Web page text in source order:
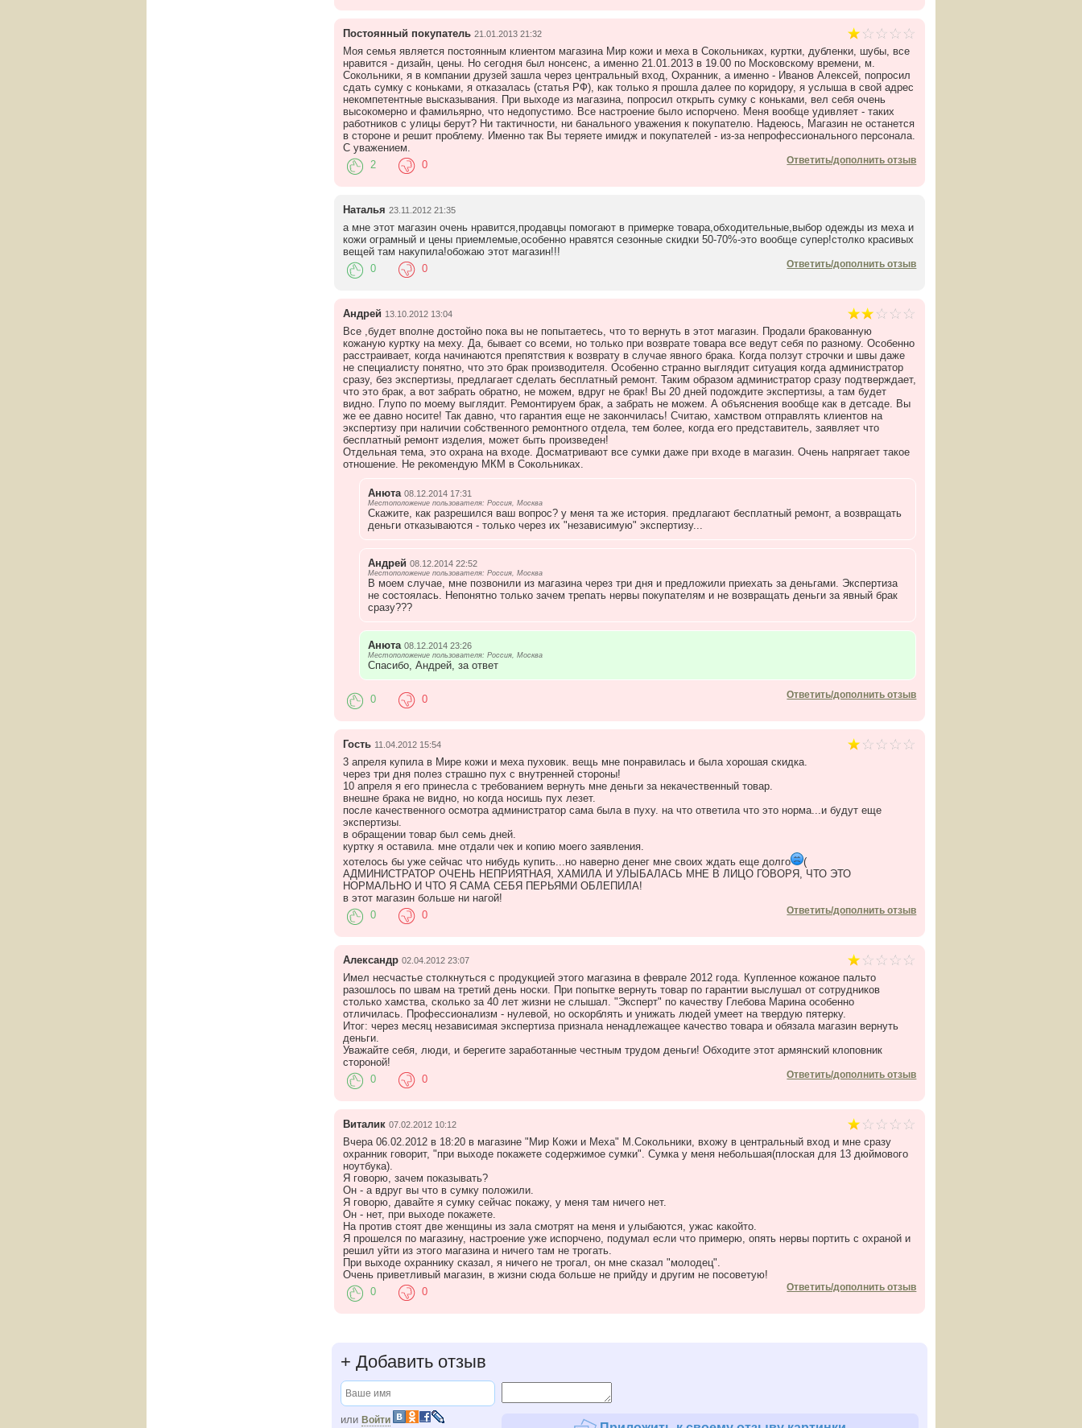
Постоянный покупатель 21.01.2013 21:32
Моя семья является постоянным клиентом магазина Мир кожи и меха в Сокольниках, куртки, дубленки, шубы, все
нравится - дизайн, цены. Но сегодня был нонсенс, а именно 21.01.2013 в 19.00 по Московскому времени, м.
Сокольники, я в компании друзей зашла через центральный вход, Охранник, а именно - Иванов Алексей, попросил
сдать сумку с коньками, я отказалась (статья РФ), как только я прошла далее по коридору, я услыша в свой адрес
некомпетентные высказывания. При выходе из магазина, попросил открыть сумку с коньками, вел себя очень
высокомерно и фамильярно, что недопустимо. Все настроение было испорчено. Меня вообще удивляет - таких
работников с улицы берут? Ни тактичности, ни банального уважения к покупателю. Надеюсь, Магазин не останется
в стороне и решит проблему. Именно так Вы теряете имидж и покупателей - из-за непрофессионального персонала.
С уважением.
Ответить/дополнить отзыв
2 0
Наталья 23.11.2012 21:35
а мне этот магазин очень нравится,продавцы помогают в примерке товара,обходительные,выбор одежды из меха и
кожи ограмный и цены приемлемые,особенно нравятся сезонные скидки 50-70%-это вообще супер!столко красивых
вещей там накупила!обожаю этот магазин!!!
Ответить/дополнить отзыв
0 0
Андрей 13.10.2012 13:04
Все ,будет вполне достойно пока вы не попытаетесь, что то вернуть в этот магазин. Продали бракованную
кожаную куртку на меху. Да, бывает со всеми, но только при возврате товара все ведут себя по разному. Особенно
расстраивает, когда начинаются препятствия к возврату в случае явного брака. Когда ползут строчки и швы даже
не специалисту понятно, что это брак производителя. Особенно странно выглядит ситуация когда администратор
сразу, без экспертизы, предлагает сделать бесплатный ремонт. Таким образом администратор сразу подтверждает,
что это брак, а вот забрать обратно, не можем, вдруг не брак! Вы 20 дней подождите экспертизы, а там будет
видно. Глупо по моему выглядит. Ремонтируем брак, а забрать не можем. А объяснения вообще как в детсаде. Вы
же ее давно носите! Так давно, что гарантия еще не закончилась! Считаю, хамством отправлять клиентов на
экспертизу при наличии собственного ремонтного отдела, тем более, когда его представитель, заявляет что
бесплатный ремонт изделия, может быть произведен!
Отдельная тема, это охрана на входе. Досматривают все сумки даже при входе в магазин. Очень напрягает такое
отношение. Не рекомендую МКМ в Сокольниках.
Анюта 08.12.2014 17:31
Местоположение пользователя: Россия, Москва
Скажите, как разрешился ваш вопрос? у меня та же история. предлагают бесплатный ремонт, а возвращать
деньги отказываются - только через их "независимую" экспертизу...
Андрей 08.12.2014 22:52
Местоположение пользователя: Россия, Москва
В моем случае, мне позвонили из магазина через три дня и предложили приехать за деньгами. Экспертиза
не состоялась. Непонятно только зачем трепать нервы покупателям и не возвращать деньги за явный брак
сразу???
Анюта 08.12.2014 23:26
Местоположение пользователя: Россия, Москва
Спасибо, Андрей, за ответ
Ответить/дополнить отзыв
0 0
Гость 11.04.2012 15:54
3 апреля купила в Мире кожи и меха пуховик. вещь мне понравилась и была хорошая скидка.
через три дня полез страшно пух с внутренней стороны!
10 апреля я его принесла с требованием вернуть мне деньги за некачественный товар.
внешне брака не видно, но когда носишь пух лезет.
после качественного осмотра администратор сама была в пуху. на что ответила что это норма...и будут еще
экспертизы.
в обращении товар был семь дней.
куртку я оставила. мне отдали чек и копию моего заявления.
хотелось бы уже сейчас что нибудь купить...но наверно денег мне своих ждать еще долго
(
АДМИНИСТРАТОР ОЧЕНЬ НЕПРИЯТНАЯ, ХАМИЛА И УЛЫБАЛАСЬ МНЕ В ЛИЦО ГОВОРЯ, ЧТО ЭТО
НОРМАЛЬНО И ЧТО Я САМА СЕБЯ ПЕРЬЯМИ ОБЛЕПИЛА!
в этот магазин больше ни нагой!
Ответить/дополнить отзыв
0 0
Александр 02.04.2012 23:07
Имел несчастье столкнуться с продукцией этого магазина в феврале 2012 года. Купленное кожаное пальто
разошлось по швам на третий день носки. При попытке вернуть товар по гарантии выслушал от сотрудников
столько хамства, сколько за 40 лет жизни не слышал. "Эксперт" по качеству Глебова Марина особенно
отличилась. Профессионализм - нулевой, но оскорблять и унижать людей умеет на твердую пятерку.
Итог: через месяц независимая экспертиза признала ненадлежащее качество товара и обязала магазин вернуть
деньги.
Уважайте себя, люди, и берегите заработанные честным трудом деньги! Обходите этот армянский клоповник
стороной!
Ответить/дополнить отзыв
0 0
Виталик 07.02.2012 10:12
Вчера 06.02.2012 в 18:20 в магазине "Мир Кожи и Меха" М.Сокольники, вхожу в центральный вход и мне сразу
охранник говорит, "при выходе покажете содержимое сумки". Сумка у меня небольшая(плоская для 13 дюймового
ноутбука).
Я говорю, зачем показывать?
Он - а вдруг вы что в сумку положили.
Я говорю, давайте я сумку сейчас покажу, у меня там ничего нет.
Он - нет, при выходе покажете.
На против стоят две женщины из зала смотрят на меня и улыбаются, ужас какойто.
Я прошелся по магазину, настроение уже испорчено, подумал если что примерю, опять нервы портить с охраной и
решил уйти из этого магазина и ничего там не трогать.
При выходе охраннику сказал, я ничего не трогал, он мне сказал "молодец".
Очень приветливый магазин, в жизни сюда больше не прийду и другим не посоветую!
Ответить/дополнить отзыв
0 0
+ Добавить отзыв
или Войти